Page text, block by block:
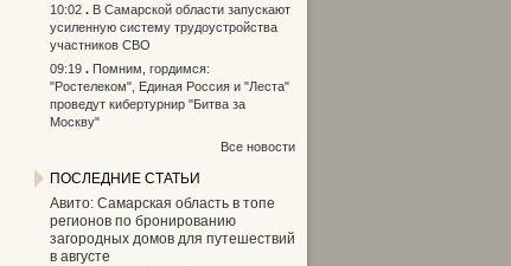
10:02
В Самарской области запускают
усиленную систему трудоустройства
участников СВО
09:19
Помним, гордимся:
"Ростелеком", Единая Россия и "Леста"
проведут кибертурнир "Битва за
Москву"
Все новости
ПОСЛЕДНИЕ СТАТЬИ
Авито: Самарская область в топе
регионов по бронированию
загородных домов для путешествий
в августе